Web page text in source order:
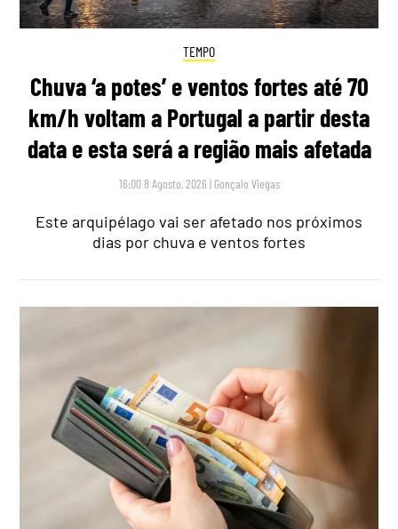
TEMPO
Chuva ‘a potes’ e ventos fortes até 70
km/h voltam a Portugal a partir desta
data e esta será a região mais afetada
16:00 8 Agosto, 2026 | Gonçalo Viegas
Este arquipélago vai ser afetado nos próximos
dias por chuva e ventos fortes